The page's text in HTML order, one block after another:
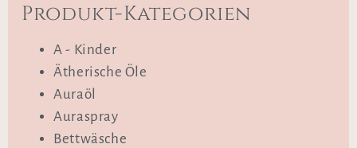
Produkt-Kategorien
A - Kinder
Ätherische Öle
Auraöl
Auraspray
Bettwäsche